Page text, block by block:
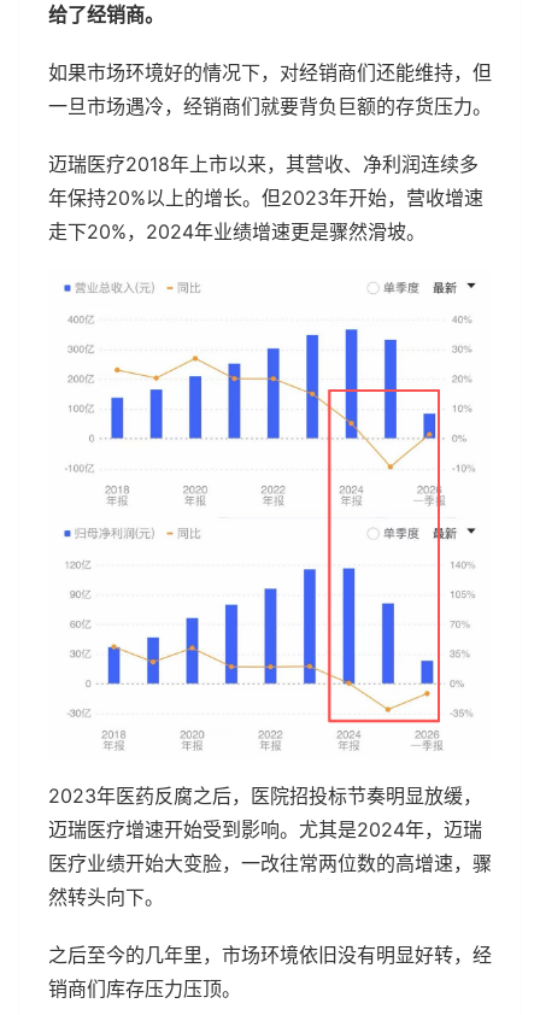
给了经销商。
如果市场环境好的情况下，对经销商们还能维持，但
一旦市场遇冷，经销商们就要背负巨额的存货压力。
迈瑞医疗2018年上市以来，其营收、净利润连续多
年保持20%以上的增长。但2023年开始，营收增速
走下20%，2024年业绩增速更是骤然滑坡。
2023年医药反腐之后，医院招投标节奏明显放缓，
迈瑞医疗增速开始受到影响。尤其是2024年，迈瑞
医疗业绩开始大变脸，一改往常两位数的高增速，骤
然转头向下。
之后至今的几年里，市场环境依旧没有明显好转，经
销商们库存压力压顶。